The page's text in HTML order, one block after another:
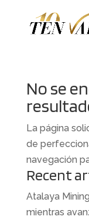
No se
La página
de
navegación
Recent
Atalaya
mientras